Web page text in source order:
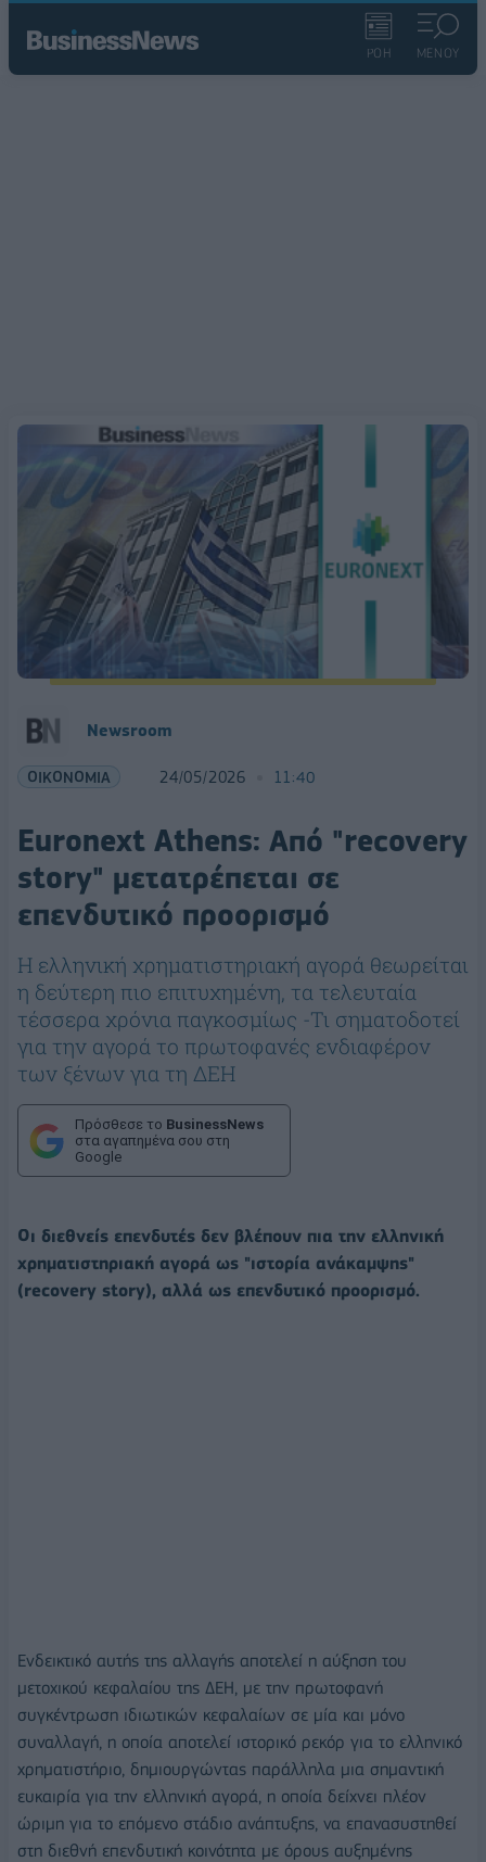
ΡΟΗ ΜΕΝΟΥ
Newsroom
ΟΙΚΟΝΟΜΙΑ 24/05/2026 11:40
Euronext Athens: Από "recovery
story" μετατρέπεται σε
επενδυτικό προορισμό
Η ελληνική χρηματιστηριακή αγορά θεωρείται
η δεύτερη πιο επιτυχημένη, τα τελευταία
τέσσερα χρόνια παγκοσμίως -Τι σηματοδοτεί
για την αγορά το πρωτοφανές ενδιαφέρον
των ξένων για τη ΔΕΗ
Πρόσθεσε το BusinessNews
στα αγαπημένα σου στη
Google
Οι διεθνείς επενδυτές δεν βλέπουν πια την ελληνική
χρηματιστηριακή αγορά ως "ιστορία ανάκαμψης"
(recovery story), αλλά ως επενδυτικό προορισμό.
Ενδεικτικό αυτής της αλλαγής αποτελεί η αύξηση του
μετοχικού κεφαλαίου της ΔΕΗ, με την πρωτοφανή
συγκέντρωση ιδιωτικών κεφαλαίων σε μία και μόνο
συναλλαγή, η οποία αποτελεί ιστορικό ρεκόρ για το ελληνικό
χρηματιστήριο, δημιουργώντας παράλληλα μια σημαντική
ευκαιρία για την ελληνική αγορά, η οποία δείχνει πλέον
ώριμη για το επόμενο στάδιο ανάπτυξης, να επανασυστηθεί
στη διεθνή επενδυτική κοινότητα με όρους αυξημένης